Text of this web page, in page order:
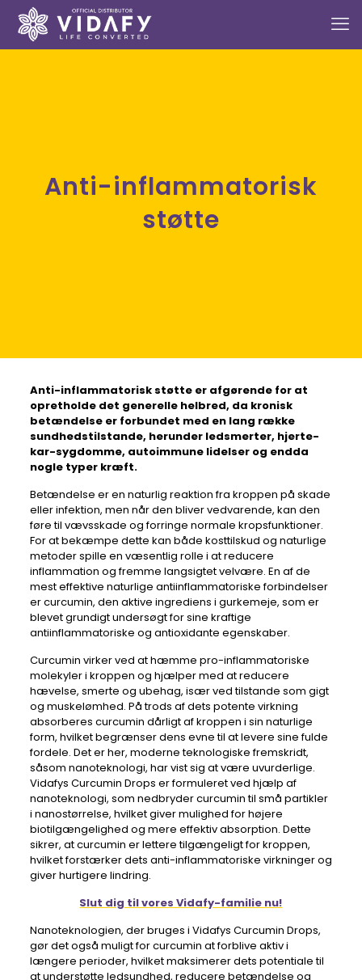
Anti-inflammatorisk
støtte
Anti-inflammatorisk støtteer afgørende for at
opretholde det generelle helbred, da kronisk
betændelse er forbundet med en lang række
sundhedstilstande, herunder ledsmerter, hjerte-
kar-sygdomme, autoimmune lidelser og endda
nogle typer kræft.
Betændelse er en naturlig reaktion fra kroppen på skade
eller infektion, men når den bliver vedvarende, kan den
føre til vævsskade og forringe normale kropsfunktioner.
For at bekæmpe dette kan både kosttilskud og naturlige
metoder spille en væsentlig rolle i at reducere
inflammation og fremme langsigtet velvære. En af de
mest effektive naturlige antiinflammatoriske forbindelser
er curcumin, den aktive ingrediens i gurkemeje, som er
blevet grundigt undersøgt for sine kraftige
antiinflammatoriske og antioxidante egenskaber.
Curcumin virker ved at hæmme pro-inflammatoriske
molekyler i kroppen og hjælper med at reducere
hævelse, smerte og ubehag, især ved tilstande som gigt
og muskelømhed. På trods af dets potente virkning
absorberes curcumin dårligt af kroppen i sin naturlige
form, hvilket begrænser dens evne til at levere sine fulde
fordele. Det er her, moderne teknologiske fremskridt,
såsom nanoteknologi, har vist sig at være uvurderlige.
Vidafys Curcumin Drops er formuleret ved hjælp af
nanoteknologi, som nedbryder curcumin til små partikler
i nanostørrelse, hvilket giver mulighed for højere
biotilgængelighed og mere effektiv absorption. Dette
sikrer, at curcumin er lettere tilgængeligt for kroppen,
hvilket forstærker dets anti-inflammatoriske virkninger og
giver hurtigere lindring.
Slut dig til vores Vidafy-familie nu!
Nanoteknologien, der bruges i Vidafys Curcumin Drops,
gør det også muligt for curcumin at forblive aktiv i
længere perioder, hvilket maksimerer dets potentiale til
at understøtte ledsundhed, reducere betændelse og